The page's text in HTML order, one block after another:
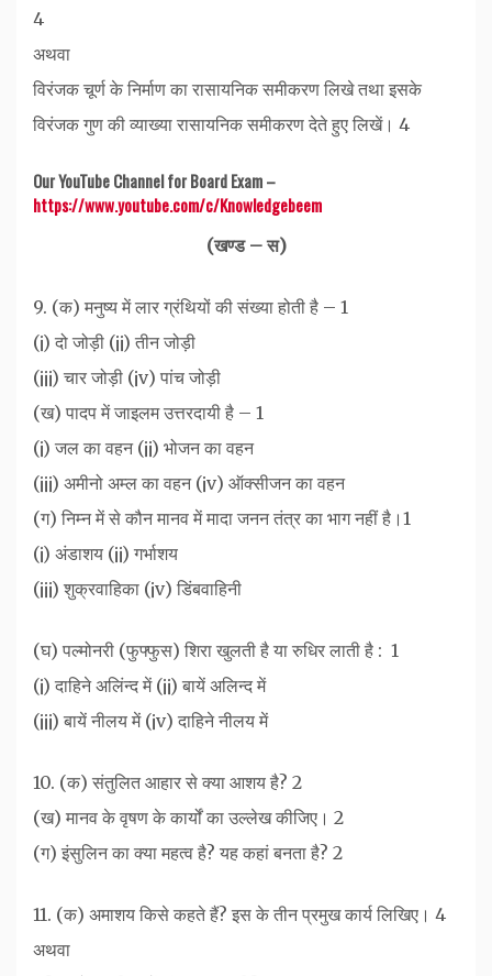
4
अथवा
विरंजक चूर्ण के निर्माण का रासायनिक समीकरण लिखे तथा इसके
विरंजक गुण की व्याख्या रासायनिक समीकरण देते हुए लिखें। 4
Our YouTube Channel for Board Exam –
https://www.youtube.com/c/Knowledgebeem
(खण्ड – स)
9. (क) मनुष्य में लार ग्रंथियों की संख्या होती है – 1
(¡) दो जोड़ी (¡¡) तीन जोड़ी
(¡¡¡) चार जोड़ी (¡v) पांच जोड़ी
(ख) पादप में जाइलम उत्तरदायी है – 1
(¡) जल का वहन (¡¡)‌ भोजन का वहन
(¡¡¡) अमीनो अम्ल का वहन (¡v) ऑक्सीजन का वहन
(ग) निम्न में से कौन मानव में मादा जनन तंत्र का भाग नहीं ‌‌है।1
(¡) ‌‌अंडाशय (¡¡) गर्भाशय
(¡¡¡) ‌शुक्रवाहिका (¡v) डिंबवाहिनी
(घ) पल्मोनरी (फुफ्फुस) शिरा खुलती है या रुधिर लाती है : ‌‌ 1
(¡) दाहिने अलिंन्द में (¡¡) बायें अलिन्द में
(¡¡¡) ‌‌बायें नीलय में (¡v) दाहिने नीलय में
10. (क) संतुलित आहार से क्या आशय है? 2
(ख) मानव के वृषण के कार्यों का उल्लेख कीजिए। 2
(ग) इंसुलिन का क्या महत्व है? यह कहां बनता है? 2
11. (क) अमाशय किसे कहते हैं? इस के तीन प्रमुख कार्य लिखिए। 4
अथवा